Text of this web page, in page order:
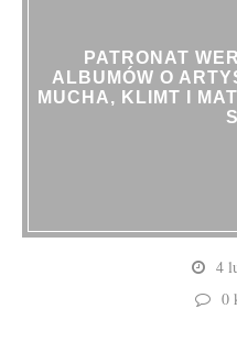
PATRONAT
ALBUMÓW O
MUCHA, KLIMT I
4
0